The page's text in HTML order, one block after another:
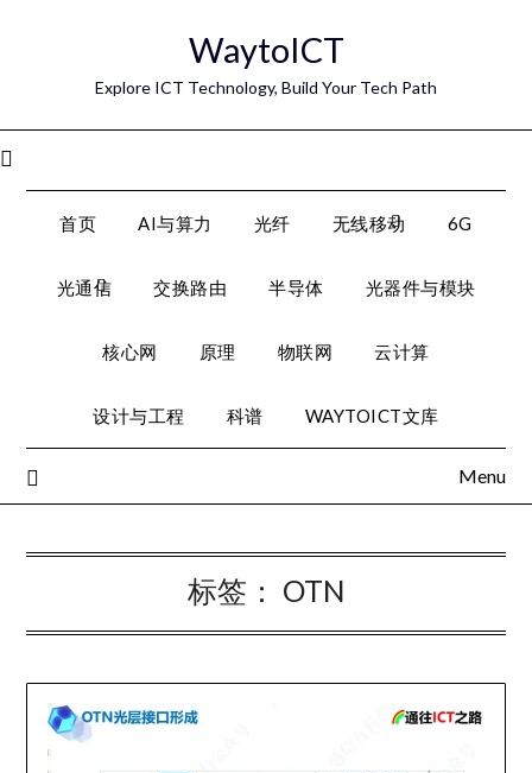
WaytoICT
Explore ICT Technology, Build Your Tech Path
首页 AI与算力 光纤 无线移动 6G
光通信 交换路由 半导体 光器件与模块
核心网 原理 物联网 云计算
设计与工程 科谱 WAYTOICT文库
Menu
标签： OTN